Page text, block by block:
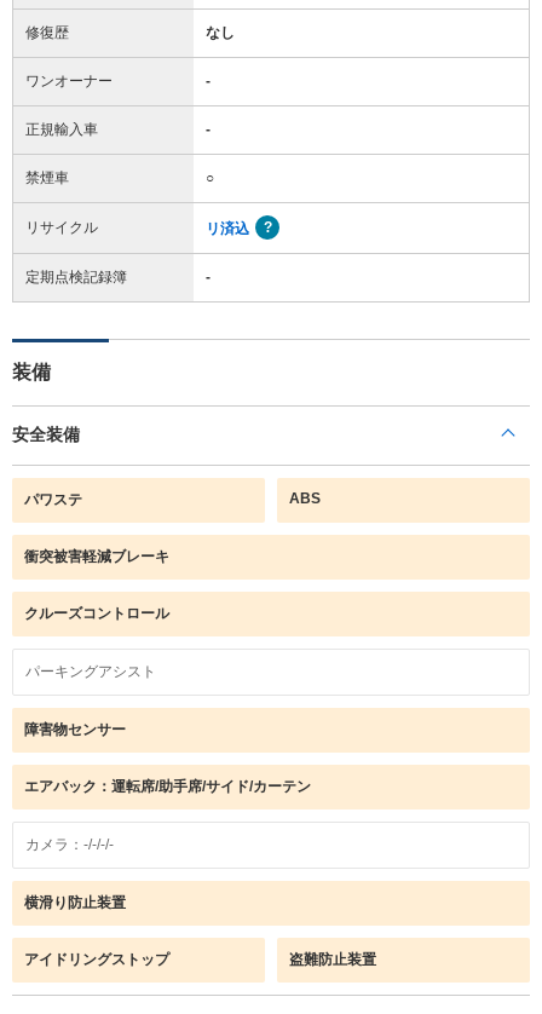
修復歴 なし
ワンオーナー -
正規輸入車 -
禁煙車 ○
リサイクル リ済込
定期点検記録簿 -
装備
安全装備
パワステ ABS
衝突被害軽減ブレーキ
クルーズコントロール
パーキングアシスト
障害物センサー
エアバック：運転席/助手席/サイド/カーテン
カメラ：-/-/-/-
横滑り防止装置
アイドリングストップ 盗難防止装置